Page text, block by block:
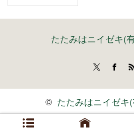
たたみはニイゼキ(
© たたみはニイゼキ